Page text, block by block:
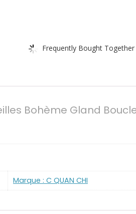
Frequently Bought Together
Bohème Gland
Marque : C QUAN CHI